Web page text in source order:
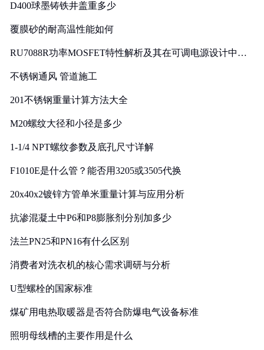
D400球墨铸铁井盖重多少
覆膜砂的耐高温性能如何
RU7088R功率MOSFET特性解析及其在可调电源设计中的
不锈钢通风 管道施工
201不锈钢重量计算方法大全
M20螺纹大径和小径是多少
1-1/4 NPT螺纹参数及底孔尺寸详解
F1010E是什么管？能否用3205或3505代换
20x40x2镀锌方管单米重量计算与应用分析
抗渗混凝土中P6和P8膨胀剂分别加多少
法兰PN25和PN16有什么区别
消费者对洗衣机的核心需求调研与分析
U型螺栓的国家标准
煤矿用电热取暖器是否符合防爆电气设备标准
照明母线槽的主要作用是什么